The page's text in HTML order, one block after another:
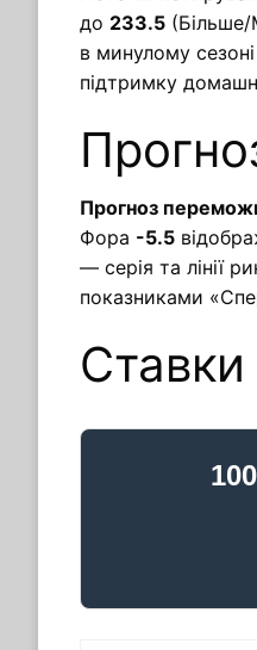
до 233.5 (Більше/
в минулому
підтримку
Прогноз
Фора -5.5
— серія та лінії
показниками
Ставки